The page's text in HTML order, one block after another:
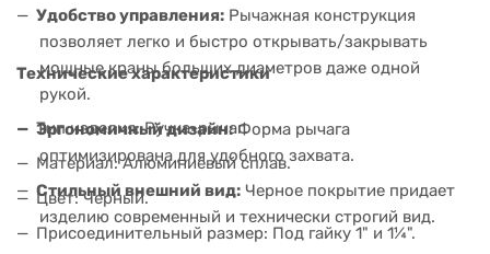
Удобство управления: Рычажная конструкция
позволяет легко и быстро открывать/закрывать
мощные краны больших диаметров даже одной
рукой.
Эргономичный дизайн:Форма рычага
оптимизирована для удобного захвата.
Стильный внешний вид: Черное покрытие придает
изделию современный и технически строгий вид.
Технические характеристики
Тип изделия: Ручка-рычаг.
Материал: Алюминиевый сплав.
Цвет: Черный.
Присоединительный размер: Под гайку 1" и 1¼".